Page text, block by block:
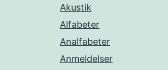
Akustik
Alfabeter
Analfabeter
Anmeldelser